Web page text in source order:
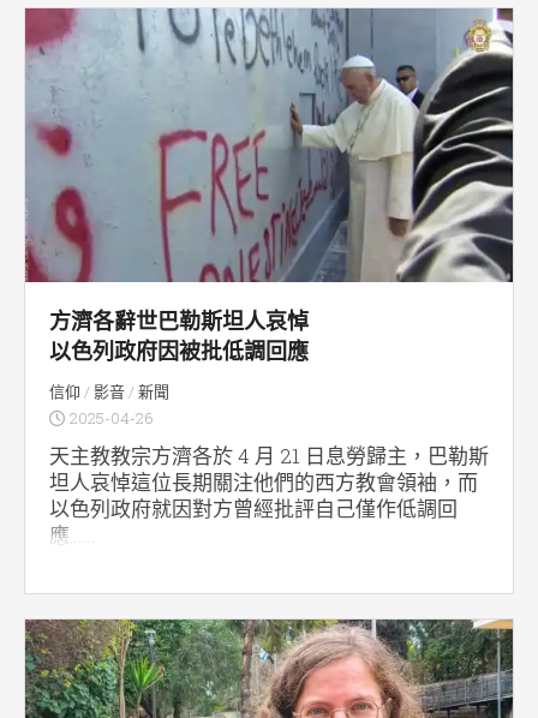
方濟各辭世巴勒斯坦人哀悼
以色列政府因被批低調回應
信仰 /影音/新聞
2025-04-26
天主教教宗方濟各於 4 月 21 日息勞歸主，巴勒斯
坦人哀悼這位長期關注他們的西方教會領袖，而
以色列政府就因對方曾經批評自己僅作低調回
應……